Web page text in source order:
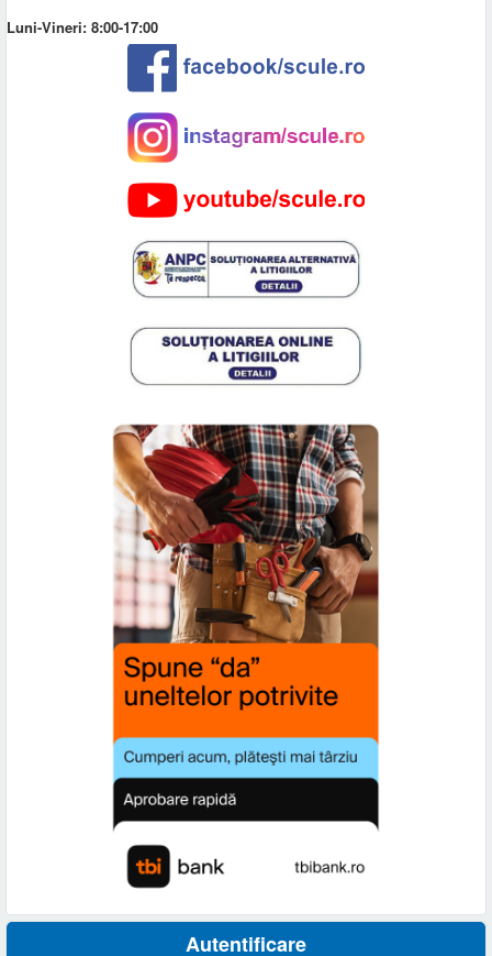
Luni-Vineri: 8:00-17:00
Autentificare